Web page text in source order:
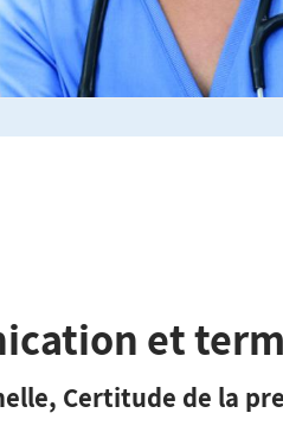
et
Certitude de la